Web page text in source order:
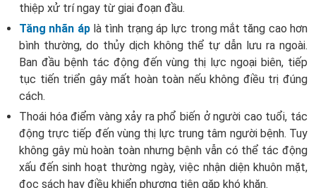
thiệp xử trí ngay từ giai đoạn đầu.
Tăng nhãn áplà tình trạng áp lực trong mắt tăng cao hơn
bình thường, do thủy dịch không thể tự dẫn lưu ra ngoài.
Ban đầu bệnh tác động đến vùng thị lực ngoại biên, tiếp
tục tiến triển gây mất hoàn toàn nếu không điều trị đúng
cách.
Thoái hóa điểm vàng xảy ra phổ biến ở người cao tuổi, tác
động trực tiếp đến vùng thị lực trung tâm người bệnh. Tuy
không gây mù hoàn toàn nhưng bệnh vẫn có thể tác động
xấu đến sinh hoạt thường ngày, việc nhận diện khuôn mặt,
đọc sách hay điều khiển phương tiện gặp khó khăn.